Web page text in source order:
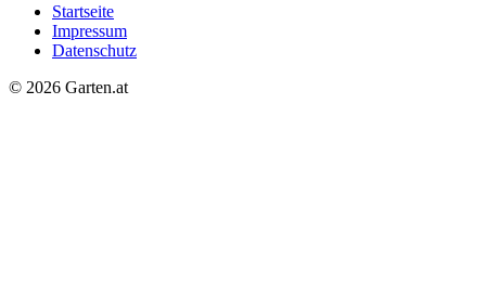
Startseite
Impressum
Datenschutz
© 2026 Garten.at